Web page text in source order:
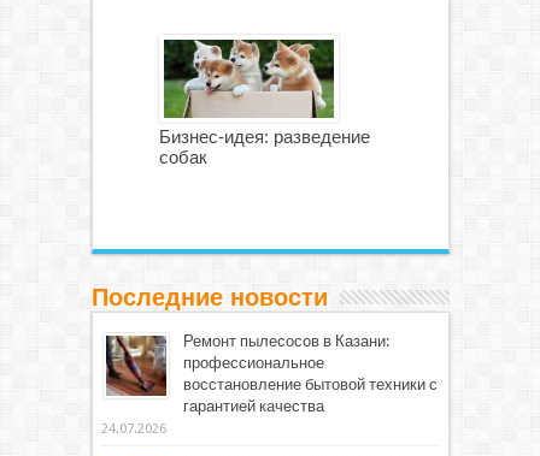
Бизнес-идея: разведение
собак
Последние новости
Ремонт пылесосов в Казани:
профессиональное
восстановление бытовой техники с
гарантией качества
24.07.2026